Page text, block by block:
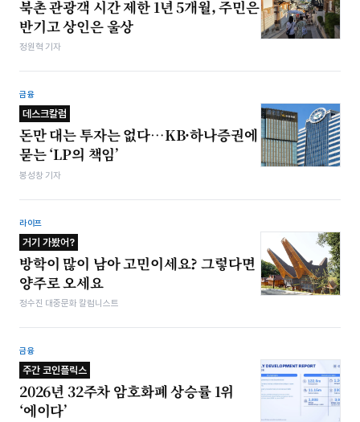
북촌 관광객 시간 제한 1년 5개월, 주민은
반기고 상인은 울상
정원혁 기자
금융
데스크칼럼
돈만 대는 투자는 없다…KB·하나증권에
묻는 ‘LP의 책임’
봉성창 기자
라이프
거기 가봤어?
방학이 많이 남아 고민이세요? 그렇다면
양주로 오세요
정수진 대중문화 칼럼니스트
금융
주간 코인플릭스
2026년 32주차 암호화폐 상승률 1위
‘에이다’